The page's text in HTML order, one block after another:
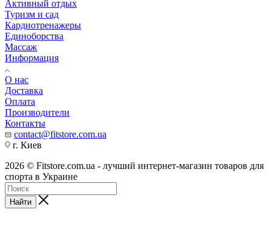
Активный отдых
Туризм и сад
Кардиотренажеры
Единоборства
Массаж
Информация
О нас
Доставка
Оплата
Производители
Контакты
contact@fitstore.com.ua
г. Киев
2026 © Fitstore.com.ua - лучший интернет-магазин товаров для
спорта в Украине
Найти